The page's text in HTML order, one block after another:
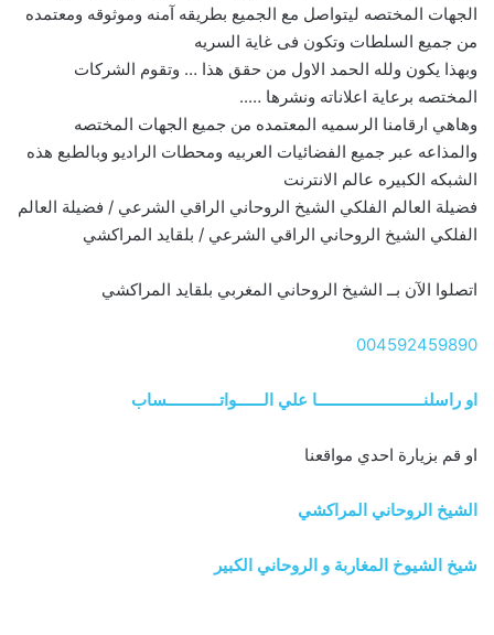
الجهات المختصه ليتواصل مع الجميع بطريقه آمنه وموثوقه ومعتمده
من جميع السلطات وتكون فى غاية السريه
وبهذا يكون ولله الحمد الاول من حقق هذا … وتقوم الشركات
المختصه برعاية اعلاناته ونشرها …..
وهاهي ارقامنا الرسميه المعتمده من جميع الجهات المختصه
والمذاعه عبر جميع الفضائيات العربيه ومحطات الراديو وبالطبع هذه
الشبكه الكبيره عالم الانترنت
فضيلة العالم الفلكي الشيخ الروحاني الراقي الشرعي / فضيلة العالم
الفلكي الشيخ الروحاني الراقي الشرعي / بلقايد المراكشي
اتصلوا الآن بــ الشيخ الروحاني المغربي بلقايد المراكشي
004592459890
او راسلنــــــــــــــــــــــــا علي الــــــواتــــــــــــساب
او قم بزيارة احدي مواقعنا
الشيخ الروحاني المراكشي
شيخ الشيوخ المغاربة و الروحاني الكبير